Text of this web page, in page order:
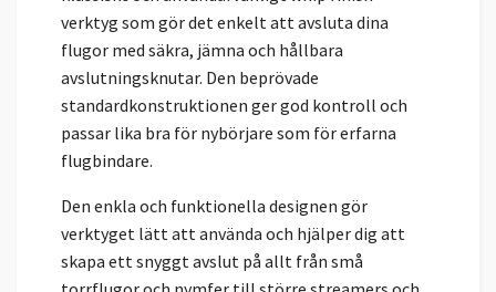
verktyg som gör det enkelt att avsluta dina
flugor med säkra, jämna och hållbara
avslutningsknutar. Den beprövade
standardkonstruktionen ger god kontroll och
passar lika bra för nybörjare som för erfarna
flugbindare.
Den enkla och funktionella designen gör
verktyget lätt att använda och hjälper dig att
skapa ett snyggt avslut på allt från små